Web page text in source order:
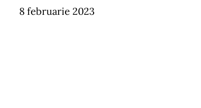
8 februarie 2023